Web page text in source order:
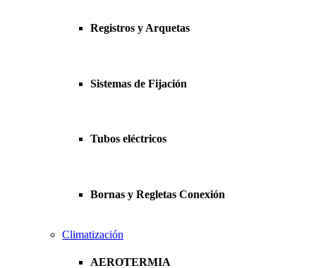
Registros y Arquetas
Sistemas de Fijación
Tubos eléctricos
Bornas y Regletas Conexión
Climatización
AEROTERMIA